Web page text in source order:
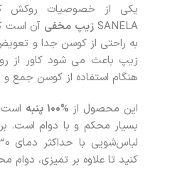
یکی از خصوصیات روکش
SANELA زیپ مخفی آن است
به راحتی از کوسن جدا و
زیپ باعث می شود کاور از
هنگام استفاده از کوسن جمع و
این محصول از %100 پنبه
بسیار محکم و با دوام است.
کنید تا علاوه بر تمیزی، دوام